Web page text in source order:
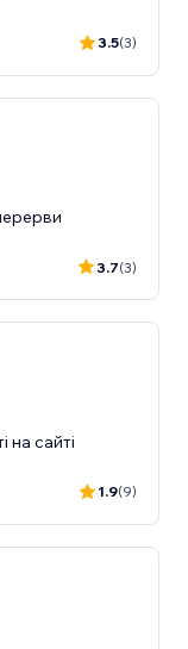
3.5(3)
3.7(3)
на сайті
1.9(9)